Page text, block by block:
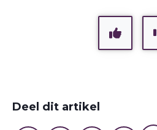
Deel dit artikel